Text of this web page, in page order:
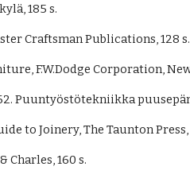
185 s.
Craftsman Publications, 128 s.
F.W.Dodge Corporation,
Puuntyöstötekniikka
to Joinery, The Taunton Press,
Charles, 160 s.